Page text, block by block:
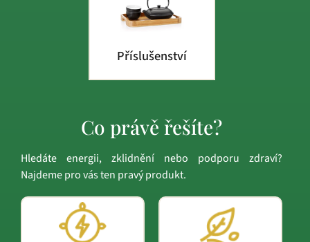
Příslušenství
Co právě řešíte?
Hledáte energii, zklidnění nebo podporu zdraví?
Najdeme pro vás ten pravý produkt.